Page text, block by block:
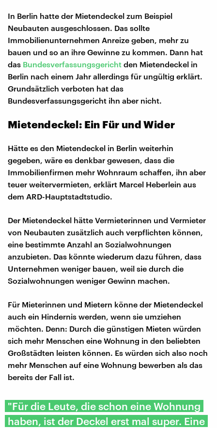
In Berlin hatte der Mietendeckel zum Beispiel
Neubauten ausgeschlossen. Das sollte
Immobilienunternehmen Anreize geben, mehr zu
bauen und so an ihre Gewinne zu kommen. Dann hat
das Bundesverfassungsgericht den Mietendeckel in
Berlin nach einem Jahr allerdings für ungültig erklärt.
Grundsätzlich verboten hat das
Bundesverfassungsgericht ihn aber nicht.
Mietendeckel: Ein Für und Wider
Hätte es den Mietendeckel in Berlin weiterhin
gegeben, wäre es denkbar gewesen, dass die
Immobilienfirmen mehr Wohnraum schaffen, ihn aber
teuer weitervermieten, erklärt Marcel Heberlein aus
dem ARD-Hauptstadtstudio.
Der Mietendeckel hätte Vermieterinnen und Vermieter
von Neubauten zusätzlich auch verpflichten können,
eine bestimmte Anzahl an Sozialwohnungen
anzubieten. Das könnte wiederum dazu führen, dass
Unternehmen weniger bauen, weil sie durch die
Sozialwohnungen weniger Gewinn machen.
Für Mieterinnen und Mietern könne der Mietendeckel
auch ein Hindernis werden, wenn sie umziehen
möchten. Denn: Durch die günstigen Mieten würden
sich mehr Menschen eine Wohnung in den beliebten
Großstädten leisten können. Es würden sich also noch
mehr Menschen auf eine Wohnung bewerben als das
bereits der Fall ist.
"Für die Leute, die schon eine Wohnung
haben, ist der Deckel erst mal super. Eine